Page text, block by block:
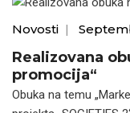
Novosti |
Realizovana
promocija“
Obuka na temu